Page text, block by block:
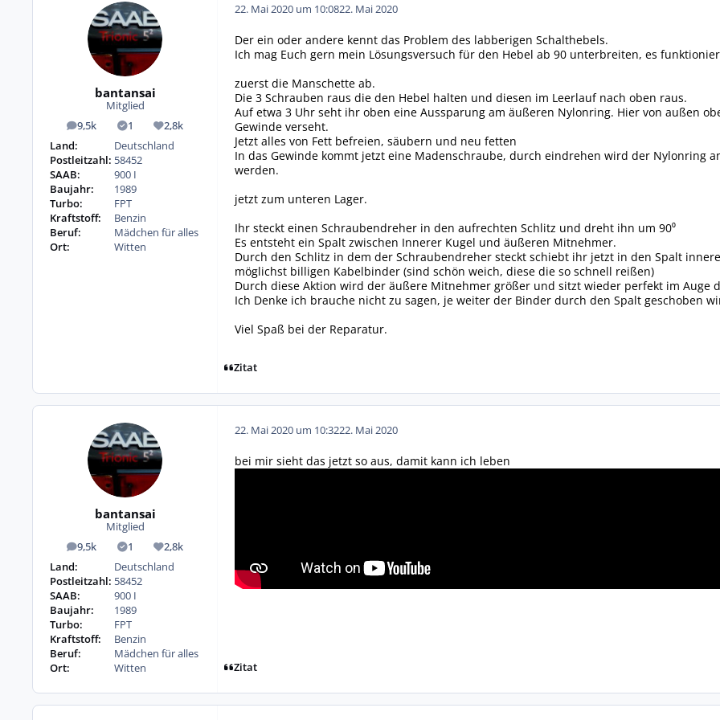
bantansai
Mitglied
9,5k
Beiträge 1
Lösungen2,8k
Reputation
Land:
Deutschland
Postleitzahl: 58452
SAAB:
900 I
Baujahr:
1989
Turbo:
FPT
Kraftstoff:
Benzin
Beruf:
Mädchen für alles
Ort:
Witten
22. Mai 2020 um 10:0822. Mai 2020
Der ein oder andere kennt das Problem des labberigen Schalthebels.
Ich mag Euch gern mein Lösungsversuch für den Hebel ab 90 unterbreiten, es
zuerst die Manschette ab.
Die 3 Schrauben raus die den Hebel halten und diesen im Leerlauf nach oben raus.
Auf etwa 3 Uhr seht ihr oben eine Aussparung am äußeren Nylonring. Hier von außen
Gewinde verseht.
Jetzt alles von Fett befreien, säubern und neu fetten
In das Gewinde kommt jetzt eine Madenschraube, durch eindrehen wird der Nylonring
werden.
jetzt zum unteren Lager.
Ihr steckt einen Schraubendreher in den aufrechten Schlitz und dreht ihn um 90⁰
Es entsteht ein Spalt zwischen Innerer Kugel und äußeren Mitnehmer.
Durch den Schlitz in dem der Schraubendreher steckt schiebt ihr jetzt in den Spalt
möglichst billigen Kabelbinder (sind schön weich, diese die so schnell reißen)
Durch diese Aktion wird der äußere Mitnehmer größer und sitzt wieder perfekt im Auge
Ich Denke ich brauche nicht zu sagen, je weiter der Binder durch den Spalt geschoben
Viel Spaß bei der Reparatur.
Zitat
bantansai
Mitglied
9,5k
Beiträge 1
Lösungen2,8k
Reputation
Land:
Deutschland
Postleitzahl: 58452
SAAB:
900 I
Baujahr:
1989
Turbo:
FPT
Kraftstoff:
Benzin
Beruf:
Mädchen für alles
Ort:
Witten
22. Mai 2020 um 10:3222. Mai 2020
bei mir sieht das jetzt so aus, damit kann ich leben
Zitat